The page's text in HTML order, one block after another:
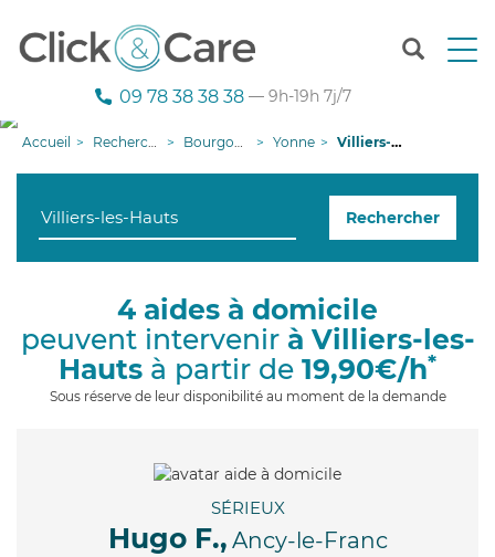
T
n
g
i
09 78 38 38 38 — 9h-19h 7j/7
Accueil Recherche aide à domicile Bourgogne-Franche-Comté Yonne Villiers-les-Hauts
Rechercher
4 aides à domicile
peuvent intervenir à Villiers-les-
Hauts à partir de 19,90€/h*
Sous réserve de leur disponibilité au moment de la demande
SÉRIEUX
Hugo F., Ancy-le-Franc